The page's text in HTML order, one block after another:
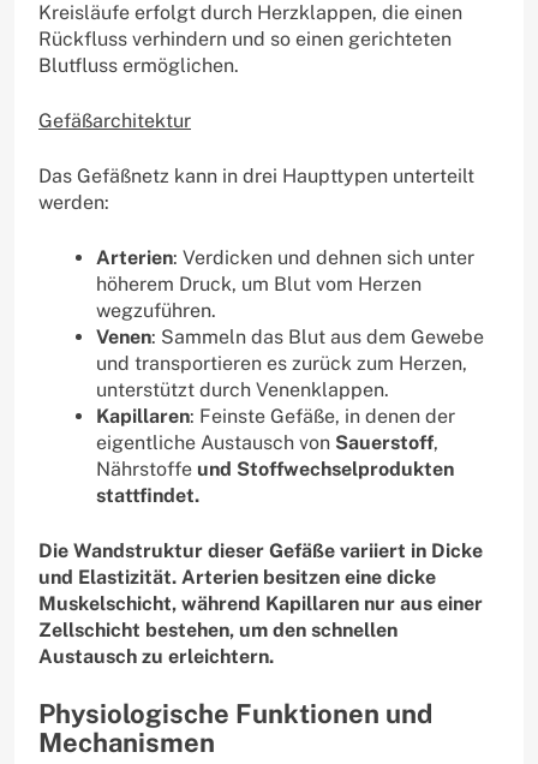
Kreisläufe erfolgt durch Herzklappen, die einen
Rückfluss verhindern und so einen gerichteten
Blutfluss ermöglichen.
Gefäßarchitektur
Das Gefäßnetz kann in drei Haupttypen unterteilt
werden:
Arterien: Verdicken und dehnen sich unter
höherem Druck, um Blut vom Herzen
wegzuführen.
Venen: Sammeln das Blut aus dem Gewebe
und transportieren es zurück zum Herzen,
unterstützt durch Venenklappen.
Kapillaren: Feinste Gefäße, in denen der
eigentliche Austausch von Sauerstoff,
Nährstoffe und Stoffwechselprodukten
stattfindet.
Die Wandstruktur dieser Gefäße variiert in Dicke
und Elastizität. Arterien besitzen eine dicke
Muskelschicht, während Kapillaren nur aus einer
Zellschicht bestehen, um den schnellen
Austausch zu erleichtern.
Physiologische Funktionen und
Mechanismen